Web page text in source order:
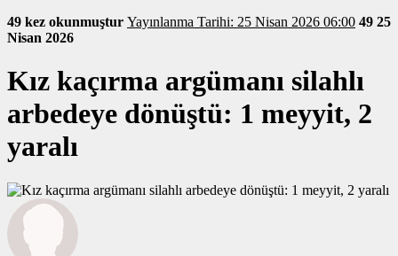
49 kez okunmuştur
Yayınlanma Tarihi: 25 Nisan 2026 06:00 49 25
Nisan 2026
Kız kaçırma argümanı silahlı
arbedeye dönüştü: 1 meyyit, 2
yaralı